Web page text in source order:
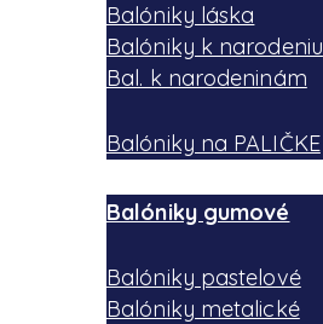
Balóniky láska
Balóniky k narodeniu
Bal. k narodeninám
Balóniky na PALIČKE
Balóniky gumové
Balóniky pastelové
Balóniky metalické